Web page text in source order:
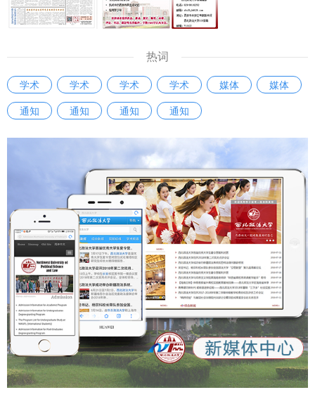
热词
学术 学术 学术 学术 媒体
媒体
通知
通知 通知 通知